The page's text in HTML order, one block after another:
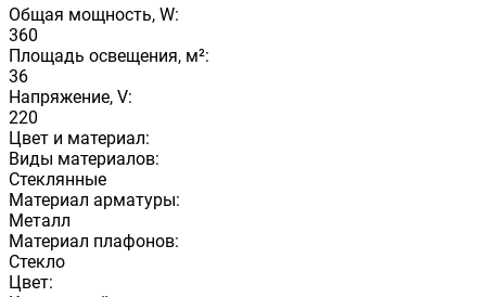
Общая мощность, W:
360
Площадь освещения, м²:
36
Напряжение, V:
220
Цвет и материал:
Виды материалов:
Стеклянные
Материал арматуры:
Металл
Материал плафонов:
Стекло
Цвет: